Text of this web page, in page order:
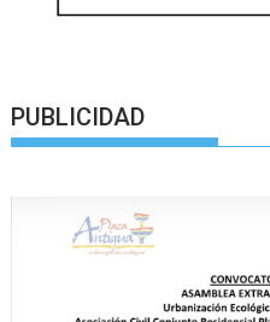
PUBLICIDAD